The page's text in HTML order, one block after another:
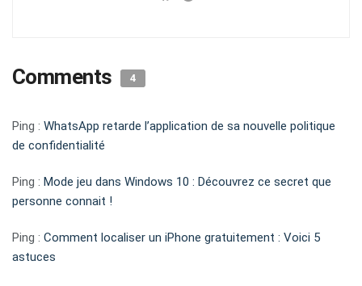
Comments 4
Ping : WhatsApp retarde l’application de sa nouvelle politique
de confidentialité
Ping : Mode jeu dans Windows 10 : Découvrez ce secret que
personne connait !
Ping : Comment localiser un iPhone gratuitement : Voici 5
astuces